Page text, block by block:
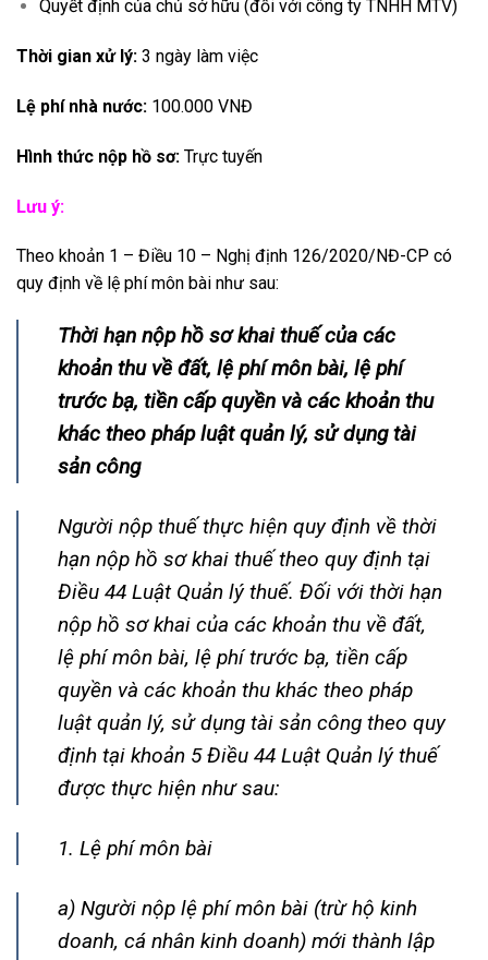
Quyết định của chủ sở hữu (đối với công ty TNHH MTV)
Thời gian xử lý: 3 ngày làm việc
Lệ phí nhà nước: 100.000 VNĐ
Hình thức nộp hồ sơ: Trực tuyến
Lưu ý:
Theo khoản 1 – Điều 10 – Nghị định 126/2020/NĐ-CP có
quy định về lệ phí môn bài như sau:
Thời hạn nộp hồ sơ khai thuế của các
khoản thu về đất, lệ phí môn bài, lệ phí
trước bạ, tiền cấp quyền và các khoản thu
khác theo pháp luật quản lý, sử dụng tài
sản công
Người nộp thuế thực hiện quy định về thời
hạn nộp hồ sơ khai thuế theo quy định tại
Điều 44 Luật Quản lý thuế. Đối với thời hạn
nộp hồ sơ khai của các khoản thu về đất,
lệ phí môn bài, lệ phí trước bạ, tiền cấp
quyền và các khoản thu khác theo pháp
luật quản lý, sử dụng tài sản công theo quy
định tại khoản 5 Điều 44 Luật Quản lý thuế
được thực hiện như sau:
1. Lệ phí môn bài
a) Người nộp lệ phí môn bài (trừ hộ kinh
doanh, cá nhân kinh doanh) mới thành lập